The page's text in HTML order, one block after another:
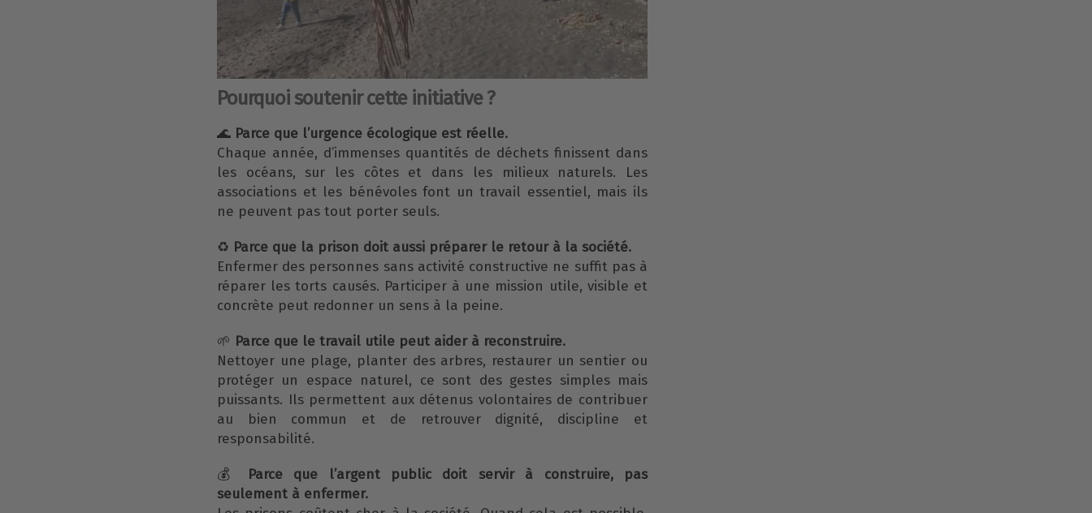
Pourquoi soutenir cette initiative ?
🌊 Parce que l’urgence écologique est réelle.
Chaque année, d’immenses quantités de déchets finissent dans
les océans, sur les côtes et dans les milieux naturels. Les
associations et les bénévoles font un travail essentiel, mais ils
ne peuvent pas tout porter seuls.
♻️ Parce que la prison doit aussi préparer le retour à la société.
Enfermer des personnes sans activité constructive ne suffit pas à
réparer les torts causés. Participer à une mission utile, visible et
concrète peut redonner un sens à la peine.
🌱 Parce que le travail utile peut aider à reconstruire.
Nettoyer une plage, planter des arbres, restaurer un sentier ou
protéger un espace naturel, ce sont des gestes simples mais
puissants. Ils permettent aux détenus volontaires de contribuer
au bien commun et de retrouver dignité, discipline et
responsabilité.
💰
Parce que l’argent public doit servir à construire, pas
seulement à enfermer.